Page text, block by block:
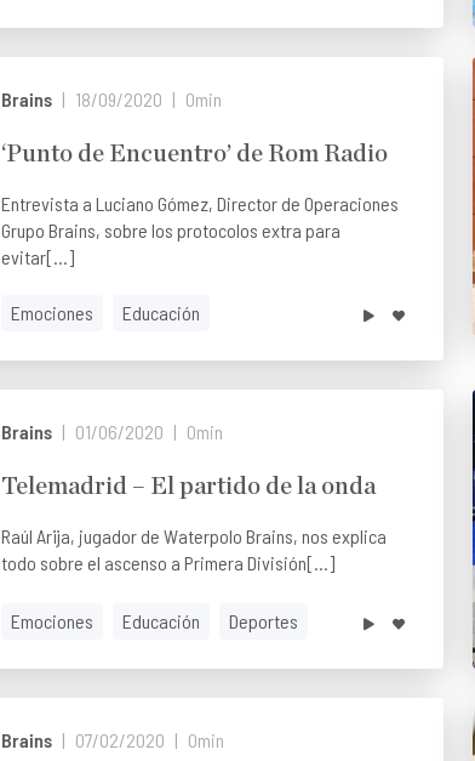
Brains 18/09/2020 0min
‘Punto de Encuentro’ de Rom Radio
Entrevista a Luciano Gómez, Director de Operaciones
Grupo Brains, sobre los protocolos extra para
evitar[...]
Emociones Educación
Brains 01/06/2020 0min
Telemadrid – El partido de la onda
Raúl Arija, jugador de Waterpolo Brains, nos explica
todo sobre el ascenso a Primera División[...]
Emociones Educación Deportes
Brains 07/02/2020 0min